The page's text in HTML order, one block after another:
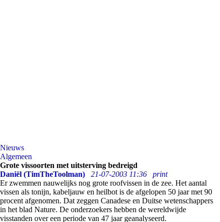
Nieuws
Algemeen
Grote vissoorten met uitsterving bedreigd
Daniël (TimTheToolman)
21-07-2003 11:36
print
Er zwemmen nauwelijks nog grote roofvissen in de zee. Het aantal
vissen als tonijn, kabeljauw en heilbot is de afgelopen 50 jaar met 90
procent afgenomen. Dat zeggen Canadese en Duitse wetenschappers
in het blad Nature. De onderzoekers hebben de wereldwijde
visstanden over een periode van 47 jaar geanalyseerd.